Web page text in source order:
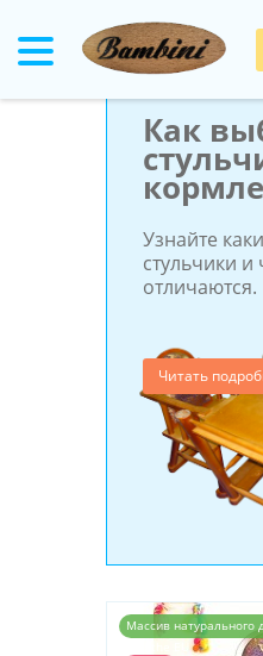
Стульчики
Как
Узнайте
стульчики
отличаются.
Читать
Массив натурального